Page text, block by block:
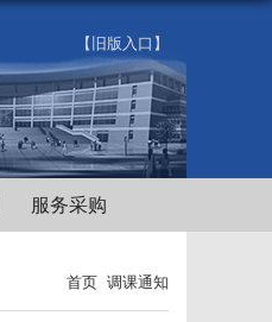
【旧版入口】
服务采购
首页 调课通知